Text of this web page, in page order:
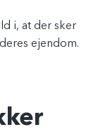
i, at der sker
ejendom.